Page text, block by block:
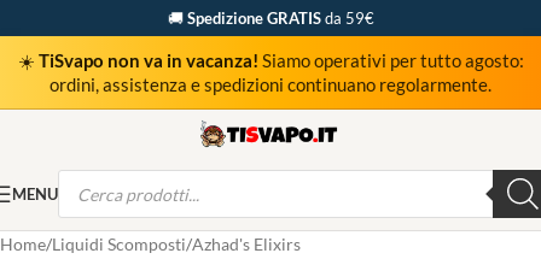
🚚Spedizione GRATISda 59€
☀️ TiSvapo non va in vacanza! Siamo operativi per tutto agosto:
ordini, assistenza e spedizioni continuano regolarmente.
MENU
Home Liquidi Scomposti Azhad's Elixirs